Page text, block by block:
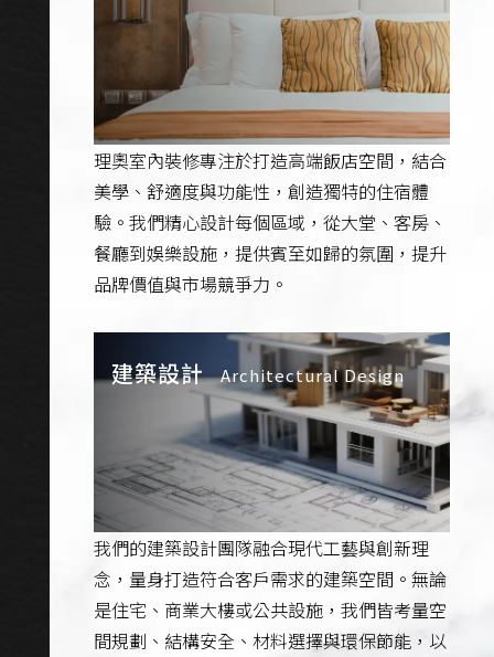
理奧室內裝修專注於打造高端飯店空間，結合
美學、舒適度與功能性，創造獨特的住宿體
驗。我們精心設計每個區域，從大堂、客房、
餐廳到娛樂設施，提供賓至如歸的氛圍，提升
品牌價值與市場競爭力。
建築設計 Architectural Design
我們的建築設計團隊融合現代工藝與創新理
念，量身打造符合客戶需求的建築空間。無論
是住宅、商業大樓或公共設施，我們皆考量空
間規劃、結構安全、材料選擇與環保節能，以